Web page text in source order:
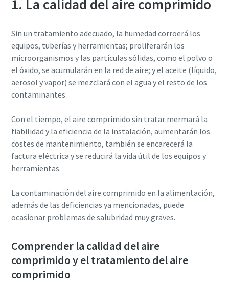
Aire comprimido y nitrógeno para la industria
de alimentación y bebidas
El sabor, la calidad y la seguridad son la constante en la
1. La calidad del aire comprimido
Sin un tratamiento adecuado, la humedad corroerá los
equipos, tuberías y herramientas; proliferarán los
microorganismos y las partículas sólidas, como el polvo o
el óxido, se acumularán en la red de aire; y el aceite (líquido,
aerosol y vapor) se mezclará con el agua y el resto de los
contaminantes.
Con el tiempo, el aire comprimido sin tratar mermará la
fiabilidad y la eficiencia de la instalación, aumentarán los
costes de mantenimiento, también se encarecerá la
factura eléctrica y se reducirá la vida útil de los equipos y
herramientas.
La contaminación del aire comprimido en la alimentación,
además de las deficiencias ya mencionadas, puede
ocasionar problemas de salubridad muy graves.
Comprender la calidad del aire
comprimido y el tratamiento del aire
comprimido